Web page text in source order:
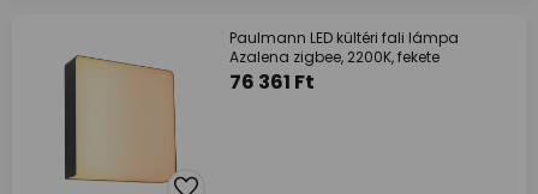
Paulmann LED kültéri fali lámpa
Azalena zigbee, 2200K, fekete
76 361 Ft